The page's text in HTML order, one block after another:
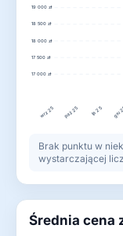
17 000 zł
17 500 zł
18 000 zł
18 500 zł
19 000 zł
wrz 25 paź 25 lis 25 gru
Brak punktu w
wystarczającej
Średnia cena